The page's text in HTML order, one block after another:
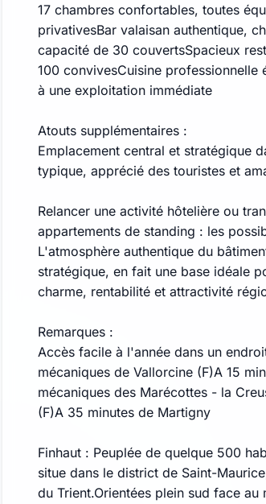
17 chambres confortables, toutes
privativesBar valaisan authentique,
capacité de 30 couvertsSpacieux
100 convivesCuisine
à une exploitation immédiate
Atouts supplémentaires :
Emplacement central et stratégique
typique, apprécié des touristes et
Relancer une activité hôtelière ou
appartements de standing : les
L'atmosphère authentique du
stratégique, en fait une base idéale
charme, rentabilité et attractivité
Remarques :
Accès facile à l'année dans un
mécaniques de Vallorcine (F)A 15
mécaniques des Marécottes - la
(F)A 35 minutes de Martigny
Finhaut : Peuplée de quelque 500
situe dans le district de Saint-
du Trient.Orientées plein sud face